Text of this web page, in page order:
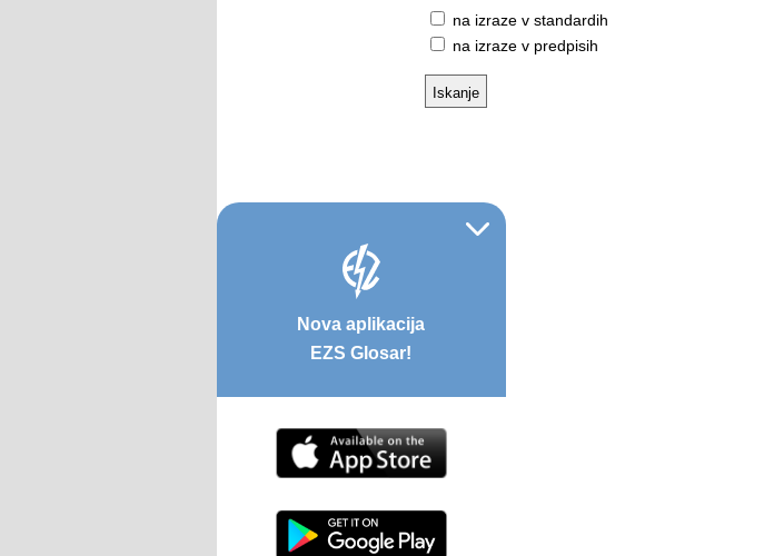
na izraze v standardih
na izraze v predpisih
Nova aplikacija
EZS Glosar!